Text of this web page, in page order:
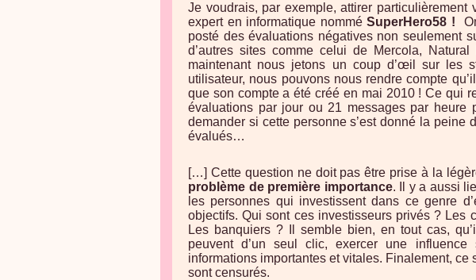
Je voudrais, par exemple, attirer particulièrement
expert en informatique nomméSuperHero58 !
posté des évaluations négatives non seulement
d’autres sites comme celui de Mercola,
maintenant nous jetons un coup d’œil sur les
utilisateur, nous pouvons nous rendre compte
que son compte a été créé en mai 2010 ! Ce qui
évaluations par jour ou 21 messages par heure
demander si cette personne s’est donné la peine
évalués…
[…] Cette question ne doit pas être prise à la
problème de première importance. Il y a aussi
les personnes qui investissent dans ce genre
objectifs. Qui sont ces investisseurs privés ? Les
Les banquiers ? Il semble bien, en tout cas,
peuvent d’un seul clic, exercer une
informations importantes et vitales. Finalement, ce
sont censurés.